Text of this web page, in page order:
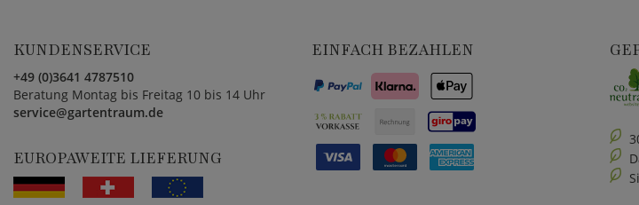
KUNDENSERVICE
+49 (0)3641 4787510
Beratung Montag bis Freitag 10 bis 14 Uhr
service@gartentraum.de
EUROPAWEITE LIEFERUNG
EINFACH BEZAHLEN